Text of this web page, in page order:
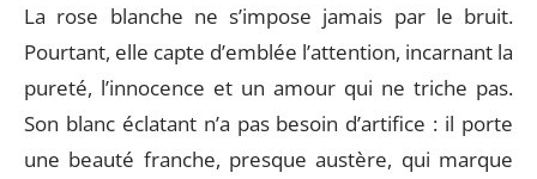
La rose blanche ne s’impose jamais par le bruit.
Pourtant, elle capte d’emblée l’attention, incarnant la
pureté, l’innocence et un amour qui ne triche pas.
Son blanc éclatant n’a pas besoin d’artifice : il porte
une beauté franche, presque austère, qui marque